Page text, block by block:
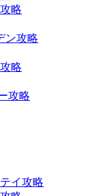
略
ン攻略
略
攻略
イ攻略